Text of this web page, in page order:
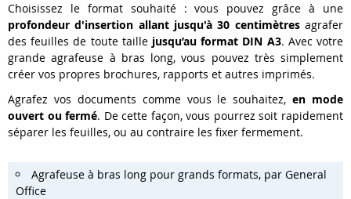
Choisissez le format souhaité : vous pouvez grâce à une
profondeur d'insertion allant jusqu'à 30 centimètresagrafer
des feuilles de toute taille jusqu’au format DIN A3. Avec votre
grande agrafeuse à bras long, vous pouvez très simplement
créer vos propres brochures, rapports et autres imprimés.
Agrafez vos documents comme vous le souhaitez,en mode
ouvert ou fermé. De cette façon, vous pourrez soit rapidement
séparer les feuilles, ou au contraire les fixer fermement.
Agrafeuse à bras long pour grands formats, par General
Office